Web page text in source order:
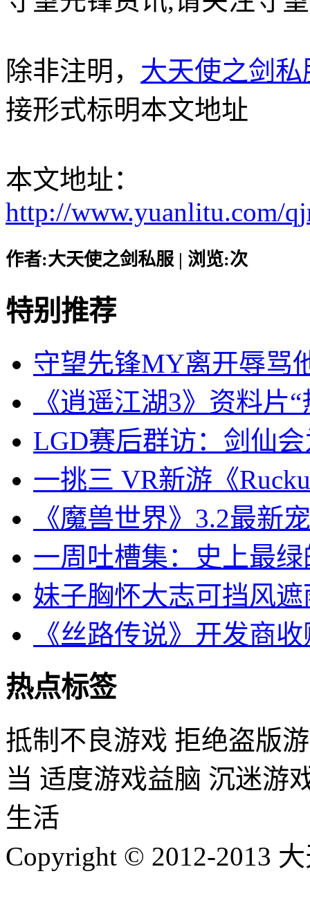
除非注明， 大天使之剑私
接形式标明本文地址
本文地址：
http://www.yuanlitu.com/
作者:大天使之剑私服 | 浏览:次
特别推荐
守望先锋MY离开辱骂
《逍遥江湖3》资料片
LGD赛后群访：剑仙
一挑三 VR新游《
《魔兽世界》3.2最新
一周吐槽集：史上最
妹子胸怀大志可挡风
《丝路传说》开发商
热点标签
抵制不良游戏 拒绝盗版
当 适度游戏益脑 沉迷游
生活
Copyright © 2012-2013